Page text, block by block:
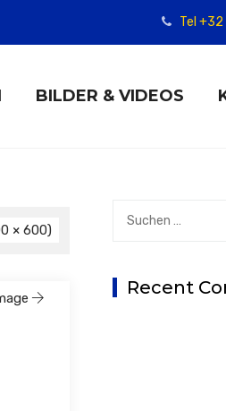
Tel
BILDER & VIDEOS
× 600)
Recent